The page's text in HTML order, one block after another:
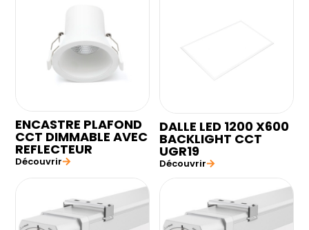
ENCASTRE PLAFOND
CCT DIMMABLE AVEC
REFLECTEUR
Découvrir
DALLE LED 1200 X600
BACKLIGHT CCT
UGR19
Découvrir